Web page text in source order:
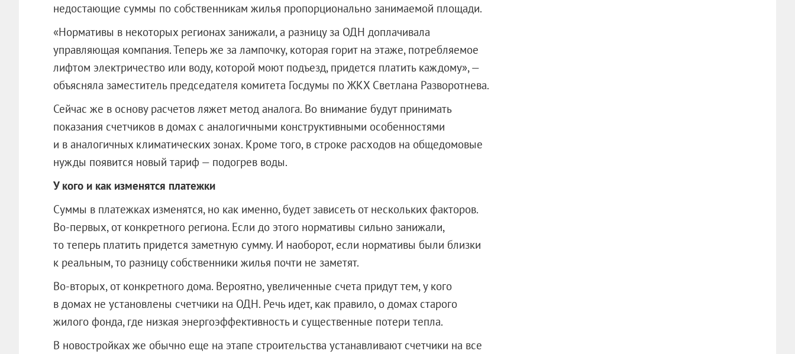
недостающие суммы по собственникам жилья пропорционально занимаемой площади.
«Нормативы в некоторых регионах занижали, а разницу за ОДН доплачивала
управляющая компания. Теперь же за лампочку, которая горит на этаже, потребляемое
лифтом электричество или воду, которой моют подъезд, придется платить каждому», —
объясняла заместитель председателя комитета Госдумы по ЖКХ Светлана Разворотнева.
Сейчас же в основу расчетов ляжет метод аналога. Во внимание будут принимать
показания счетчиков в домах с аналогичными конструктивными особенностями
и в аналогичных климатических зонах. Кроме того, в строке расходов на общедомовые
нужды появится новый тариф — подогрев воды.
У кого и как изменятся платежки
Суммы в платежках изменятся, но как именно, будет зависеть от нескольких факторов.
Во-первых, от конкретного региона. Если до этого нормативы сильно занижали,
то теперь платить придется заметную сумму. И наоборот, если нормативы были близки
к реальным, то разницу собственники жилья почти не заметят.
Во-вторых, от конкретного дома. Вероятно, увеличенные счета придут тем, у кого
в домах не установлены счетчики на ОДН. Речь идет, как правило, о домах старого
жилого фонда, где низкая энергоэффективность и существенные потери тепла.
В новостройках же обычно еще на этапе строительства устанавливают счетчики на все